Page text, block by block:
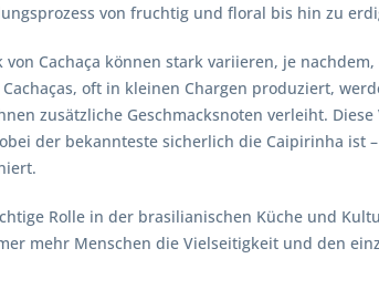
von fruchtig und floral bis hin zu
von Cachaça können stark variieren, je
oft in kleinen Chargen produziert,
zusätzliche Geschmacksnoten verleiht.
der bekannteste sicherlich die Caipirinha ist
Rolle in der brasilianischen Küche und
mehr Menschen die Vielseitigkeit und den